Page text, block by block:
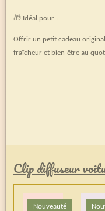
🎁 Idéal pour :
Offrir un petit cadeau
fraîcheur et bien-être au
Clip diffuseur
Nouveauté